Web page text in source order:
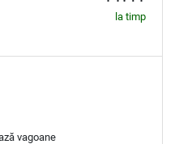
la timp
vagoane